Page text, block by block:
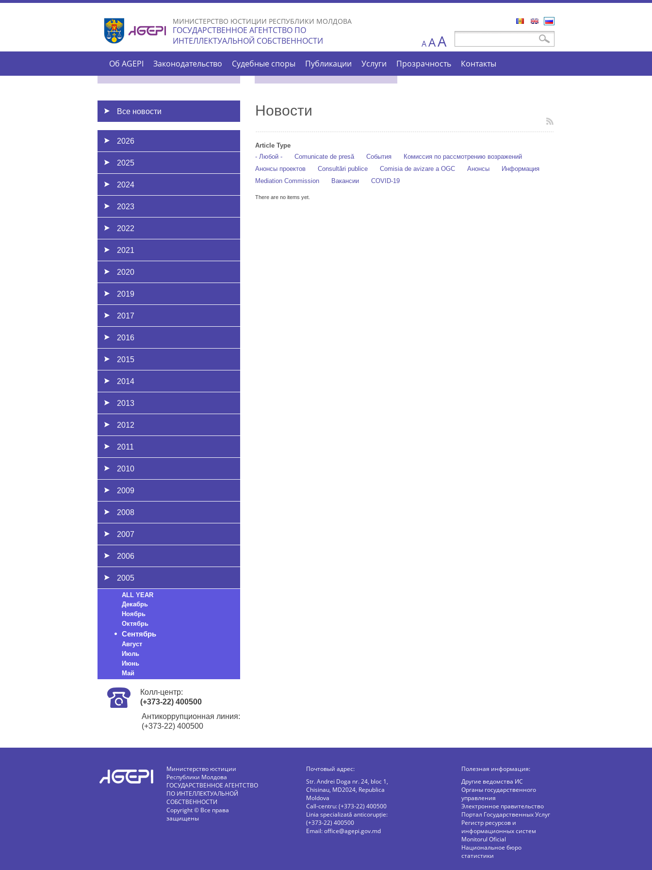
Skip to
main
content
МИНИСТЕРСТВО ЮСТИЦИИ РЕСПУБЛИКИ МОЛДОВА
ГОСУДАРСТВЕННОЕ АГЕНТСТВО ПО
ИНТЕЛЛЕКТУАЛЬНОЙ СОБСТВЕННОСТИ
Поиск
A AA
Об AGEPI Законодательство Судебные споры Публикации Услуги Прозрачность Контакты
Все новости
2026
2025
2024
2023
2022
2021
2020
2019
2017
2016
2015
2014
2013
2012
2011
2010
2009
2008
2007
2006
2005
ALL YEAR
Декабрь
Ноябрь
Октябрь
Сентябрь
Август
Июль
Июнь
Май
Колл-центр:
(+373-22) 400500
Антикоррупционная линия:
(+373-22) 400500
Новости
Article Type
- Любой -
Comunicate de presă События
Комиссия по рассмотрению возражений
Анонсы проектов
Consultări publice Comisia de avizare a OGC Анонсы
Информация
Mediation Commission
Вакансии COVID-19
There are no items yet.
Министерство юстиции
Республики Молдова
ГОСУДАРСТВЕННОЕ АГЕНТСТВО
ПО ИНТЕЛЛЕКТУАЛЬНОЙ
СОБСТВЕННОСТИ
Copyright © Все права
защищены
Почтовый адрес:
Str. Andrei Doga nr. 24, bloc 1,
Chisinau, MD2024, Republica
Moldova
Call-centru: (+373-22) 400500
Linia specializată anticorupție:
(+373-22) 400500
Email:office@agepi.gov.md
Полезная информация:
Другие ведомства ИС
Органы государственного
управления
Электронное правительство
Портал Государственных Услуг
Регистр ресурсов и
информационных систем
Monitorul Oficial
Национальное бюро
статистики